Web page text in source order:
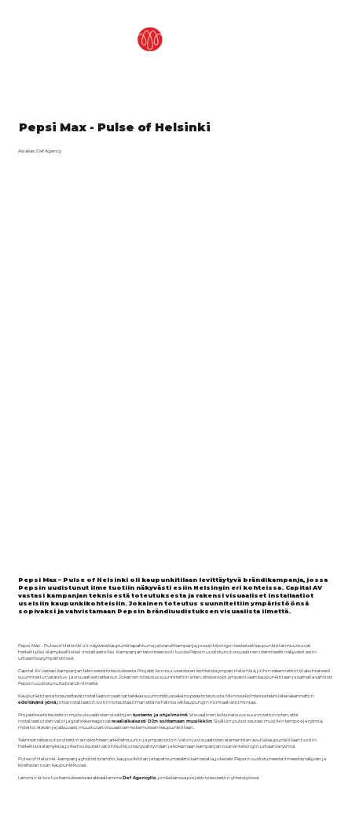
Pepsi Max – Pulse of Helsinki oli kaupunkitilaan levittäytyvä brändikampanja, jossa
Pepsin uudistunut ilme tuotiin näkyvästi esiin Helsingin eri kohteissa. Capital AV
vastasi kampanjan teknisestä toteutuksesta ja rakensi visuaaliset installaatiot
useisiin kaupunkikohteisiin. Jokainen toteutus suunniteltiin ympäristöönsä
sopivaksi ja vahvistamaan Pepsin brändiuudistuksen visuaalista ilmettä.
Pepsi Max – Pulse of Helsinki oli näyttävä kaupunkitapahtuma ja brändikampanja, jossa Helsingin keskeiset kaupunkitilat muuttuivat
hetkellisiksi elämyksellisiksi installaatioiksi. Kampanjan tavoitteena oli tuoda Pepsin uudistunut visuaalinen identiteetti näkyvästi esiin
urbaanissa ympäristössä.
Capital AV vastasi kampanjan teknisestä toteutuksesta. Projekti koostui useista eri kohteista ympäri Helsinkiä, joihin rakennettiin tilakohtaisesti
suunnitellut valaistus- ja visuaaliset ratkaisut. Jokainen toteutus suunniteltiin siten, että se sopi ympäröivään kaupunkitilaan ja samalla vahvisti
Pepsin uudistunutta brändi-ilmettä.
Kaupunkitilassa toteutettavat installaatiot vaativat tarkkaa suunnittelua sekä nopeaa toteutusta. Monissa kohteissa tekniikka rakennettiin
edeltävänä yönä , jotta installaatiot voitiin toteuttaa ilman että ne häiritsivät kaupungin normaalia toimintaa.
Projektissa toteutettiin myös visuaalisten sisältöjentuotanto ja ohjelmointi . Visuaalinen kokonaisuus suunniteltiin siten, että
installaatioiden valot ja grafiikka reagoivatreaaliaikaisesti DJ:n soittamaan musiikkiin . Sisällön pulssi seurasi musiikin tempoa ja rytmiä,
mikä loi elävän ja jatkuvasti muuttuvan visuaalisen kokemuksen kaupunkitilaan.
Tekniset ratkaisut sovitettiin aina kohteen arkkitehtuuriin ja ympäristöön. Valon ja visuaalisten elementtien avulla kaupunkitilaan luotiin
hetkellisiä elämyksiä, jotka houkuttelivat ohikulkijoita pysähtymään ja kokemaan kampanjan osana Helsingin urbaania rytmiä.
Pulse of Helsinki -kampanja yhdisti brändin, kaupunkitilan ja tapahtumatekniikan tavalla, joka teki Pepsin uudistuneesta ilmeestä näkyvän ja
koettavan osan kaupunkikuvaa.
Lämmin kiitos luottamuksesta asiakkaallemmeDef Agencylle , jonka kanssa projekti toteutettiin yhteistyössä.
Pepsi Max - Pulse of Helsinki
Asiakas: Def Agency